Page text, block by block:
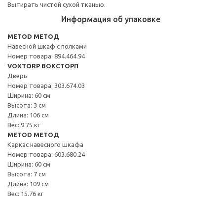
Вытирать чистой сухой тканью.
Информация об упаковке
METOD МЕТОД
Навесной шкаф с полками
Номер товара: 894.464.94
VOXTORP ВОКСТОРП
Дверь
Номер товара: 303.674.03
Ширина: 60 см
Высота: 3 см
Длина: 106 см
Вес: 9.75 кг
METOD МЕТОД
Каркас навесного шкафа
Номер товара: 603.680.24
Ширина: 60 см
Высота: 7 см
Длина: 109 см
Вес: 15.76 кг